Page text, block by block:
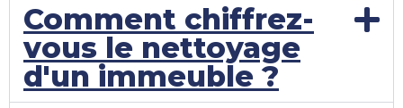
Comment chiffrez-
vous le nettoyage
d'un immeuble ?